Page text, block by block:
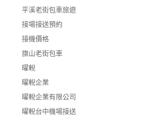
平溪老街包車旅遊
接場接送預約
接機價格
旗山老街包車
曜輗
曜輗企業
曜輗企業有限公司
曜輗台中機場接送